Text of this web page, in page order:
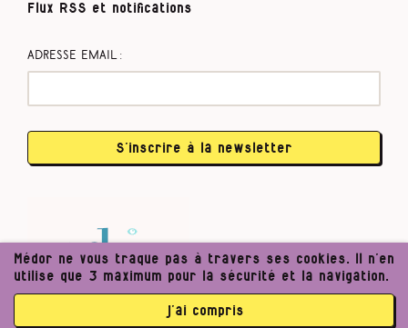
Flux RSS et notifications
Adresse email :
S’inscrire à la newsletter
Médor ne vous traque pas à travers ses cookies. Il n’en
utilise que 3 maximum pour la sécurité et la navigation.
j’ai compris